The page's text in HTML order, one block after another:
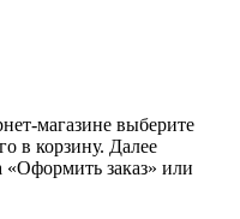
магазине выберите
в корзину. Далее
заказ» или